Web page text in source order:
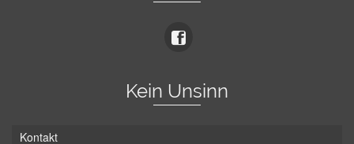
Kein Unsinn
Kontakt